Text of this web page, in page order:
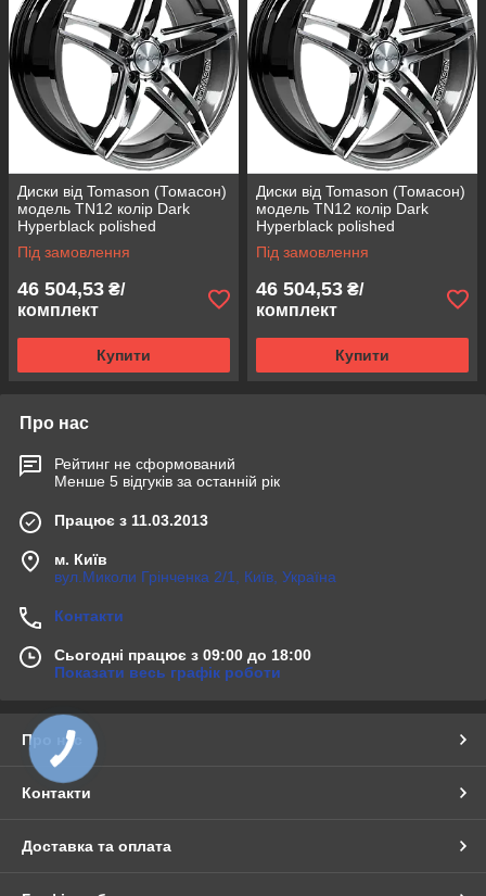
Диски від Tomason (Томасон)
модель TN12 колір Dark
Hyperblack polished
параметри 8,5J x 19" PCD 5 x
120 ET 15
Під замовлення
46 504,53 ₴/
комплект
Купити
Диски від Tomason (Томасон)
модель TN12 колір Dark
Hyperblack polished
параметри 8,5J x 19" PCD 5 x
120 ET 35
Під замовлення
46 504,53 ₴/
комплект
Купити
Про нас
Рейтинг не сформований
Менше 5 відгуків за останній рік
Працює з 11.03.2013
м. Київ
вул.Миколи Грінченка 2/1, Київ, Україна
Контакти
Сьогодні працює з 09:00 до 18:00
Показати весь графік роботи
Про нас
Контакти
Доставка та оплата